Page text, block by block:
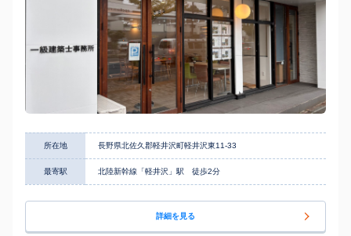
所在地 長野県北佐久郡軽井沢町軽井沢東11-33
最寄駅 北陸新幹線「軽井沢」駅 徒歩2分
詳細を見る